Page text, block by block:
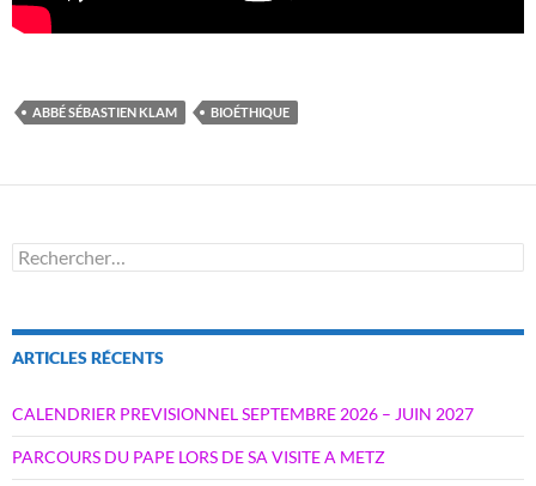
ABBÉ SÉBASTIEN KLAM BIOÉTHIQUE
Rechercher :
ARTICLES RÉCENTS
CALENDRIER PREVISIONNEL SEPTEMBRE 2026 – JUIN 2027
PARCOURS DU PAPE LORS DE SA VISITE A METZ